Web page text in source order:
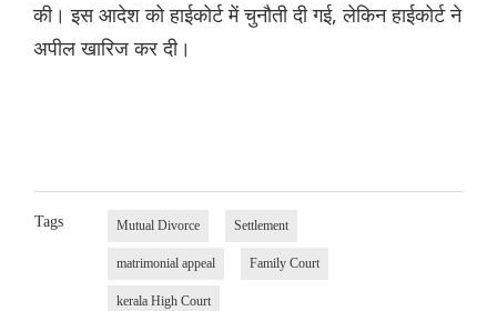
की। इस आदेश को हाईकोर्ट में चुनौती दी गई, लेकिन हाईकोर्ट ने
अपील खारिज कर दी।
Tags Mutual Divorce Settlement
matrimonial appeal Family Court
kerala High Court